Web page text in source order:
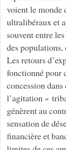
voient le monde
ultralibéraux et
souvent entre
des populations,
Les retours
fonctionné pour
concession
l’agitation «
génèrent au
sensation de
financière et